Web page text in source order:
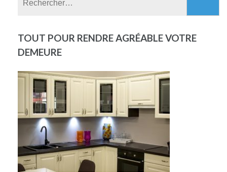
TOUT POUR RENDRE AGRÉABLE VOTRE
DEMEURE